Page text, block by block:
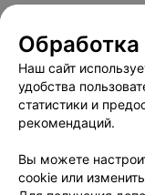
Наш сайт
удобства
статистики и
рекомендаций.
Вы можете
cookie или